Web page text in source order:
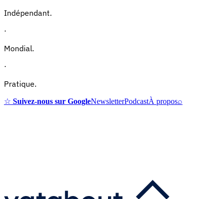
Indépendant.
·
Mondial.
·
Pratique.
☆ Suivez-nous sur GoogleNewsletterPodcastÀ propos⌕